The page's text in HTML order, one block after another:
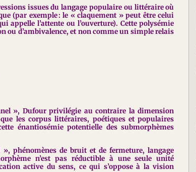
issues du langage populaire ou littéraire où
(par exemple : le « claquement » peut être celui
appelle l’attente ou l’ouverture). Cette polysémie
ou d’ambivalence, et non comme un simple relais
», Dufour privilégie au contraire la dimension
les corpus littéraires, poétiques et populaires
énantiosémie potentielle des submorphèmes
phénomènes de bruit et de fermeture, langage
n’est pas réductible à une seule unité
active du sens, ce qui s’oppose à la vision